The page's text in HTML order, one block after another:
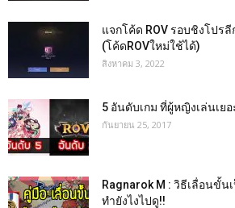
แจกโค้ด ROV รอบชิงโปร
(โค้ดROVใหม่ใช้ได้)
สิงหาคม 3, 2022
5 อันดับเกม ที่ผู้หญิงเล่นเย
กันยายน 25, 2017
Ragnarok M : วิธีเลื่อนขั้
ทำยังไงไปดู!!